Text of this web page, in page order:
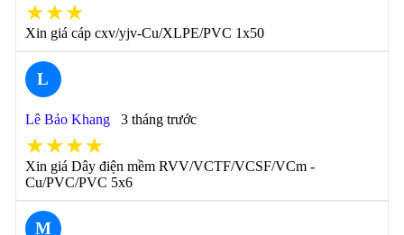
★★★
Xin giá cáp cxv/yjv-Cu/XLPE/PVC 1x50
L
Lê Bảo Khang 3 tháng trước
★★★★
Xin giá Dây điện mềm RVV/VCTF/VCSF/VCm -
Cu/PVC/PVC 5x6
M